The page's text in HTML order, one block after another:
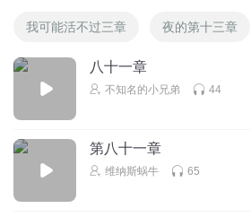
我可能活不过三章 夜的第十三章
八十一章
不知名的小兄弟 44
第八十一章
维纳斯蜗牛 65